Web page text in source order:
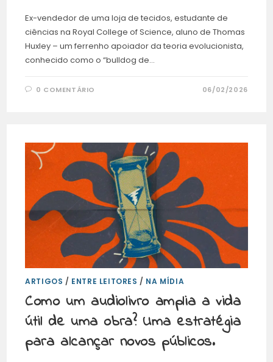
Ex-vendedor de uma loja de tecidos, estudante de
ciências na Royal College of Science, aluno de Thomas
Huxley – um ferrenho apoiador da teoria evolucionista,
conhecido como o “bulldog de…
0 COMENTÁRIO 06/02/2026
ARTIGOS / ENTRE LEITORES / NA MÍDIA
Como um audiolivro amplia a vida
útil de uma obra? Uma estratégia
para alcançar novos públicos.